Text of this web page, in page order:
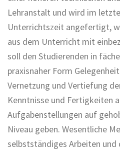
Lehranstalt und wird im
Unterrichtszeit angefertigt,
aus dem Unterricht mit
soll den Studierenden in
praxisnaher Form
Vernetzung und Vertiefung
Kenntnisse und Fertigkeiten
Aufgabenstellungen auf
Niveau geben. Wesentliche
selbstständiges Arbeiten und